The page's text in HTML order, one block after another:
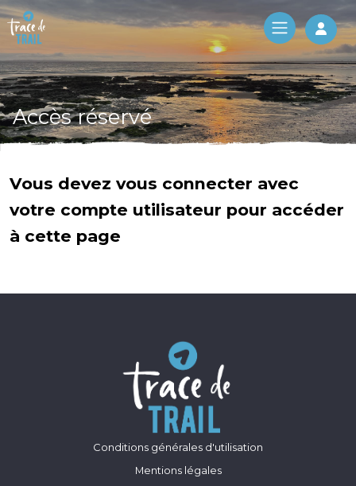
Log
Accès réservé
Vous devez vous connecter avec
votre compte utilisateur pour accéder
à cette page
Conditions générales d'utilisation
Mentions légales